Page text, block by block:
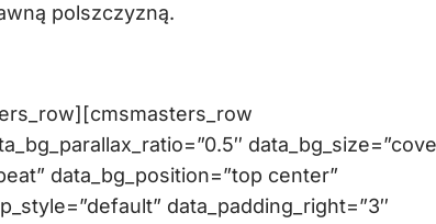
polszczyzną.
data_bg_position=”top center”
data_padding_right=”3″